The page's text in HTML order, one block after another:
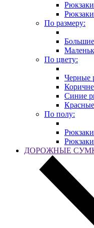
По размеру:
По цвету:
Черные
Синие
По полу:
ДОРОЖНЫЕ